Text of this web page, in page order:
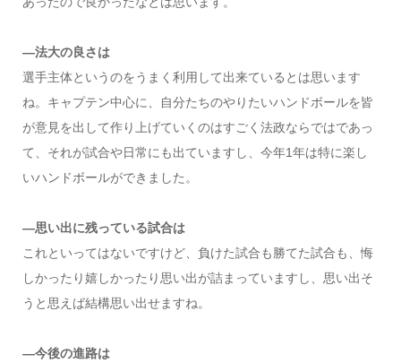
―法大の良さは
選手主体というのをうまく利用して出来ているとは思います
ね。キャプテン中心に、自分たちのやりたいハンドボールを皆
が意見を出して作り上げていくのはすごく法政ならではであっ
て、それが試合や日常にも出ていますし、今年1年は特に楽し
いハンドボールができました。
―思い出に残っている試合は
これといってはないですけど、負けた試合も勝てた試合も、悔
しかったり嬉しかったり思い出が詰まっていますし、思い出そ
うと思えば結構思い出せますね。
―今後の進路は